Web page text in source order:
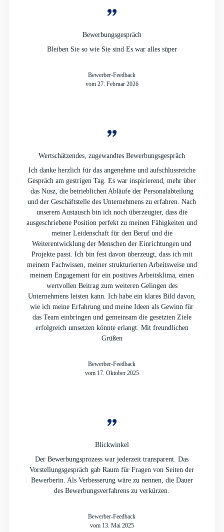
Bewerbungsgespräch
Bleiben Sie so wie Sie sind Es war alles süper
Bewerber-Feedback
vom 27. Februar 2026
Wertschätzendes, zugewandtes Bewerbungsgespräch
Ich danke herzlich für das angenehme und aufschlussreiche
Gespräch am gestrigen Tag. Es war inspirierend, mehr über
das Nusz, die betrieblichen Abläufe der Personalabteilung
und der Geschäftstelle des Unternehmens zu erfahren. Nach
unserem Austausch bin ich noch überzeugter, dass die
ausgeschriebene Position perfekt zu meinen Fähigkeiten und
meiner Leidenschaft für den Beruf und die
Weiterentwicklung der Menschen der Einrichtungen und
Projekte passt. Ich bin fest davon überzeugt, dass ich mit
meinem Fachwissen, meiner strukturierten Arbeitsweise und
meinem Engagement für ein positives Arbeitsklima, einen
wertvollen Beitrag zum weiteren Gelingen des
Unternehmens leisten kann. Ich habe ein klares Bild davon,
wie ich meine Erfahrung und meine Ideen als Gewinn für
das Team einbringen und gemeinsam die gesetzten Ziele
erfolgreich umsetzen könnte erlangt. Mit freundlichen
Grüßen
Bewerber-Feedback
vom 17. Oktober 2025
Blickwinkel
Der Bewerbungsprozess war jederzeit transparent. Das
Vorstellungsgespräch gab Raum für Fragen von Seiten der
Bewerberin. Als Verbesserung wäre zu nennen, die Dauer
des Bewerbungsverfahrens zu verkürzen.
Bewerber-Feedback
vom 13. Mai 2025